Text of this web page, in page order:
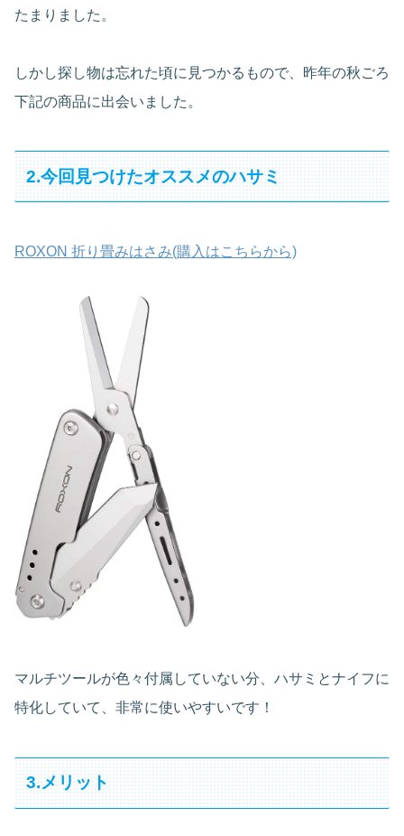
たまりました。
しかし探し物は忘れた頃に見つかるもので、昨年の秋ごろ
下記の商品に出会いました。
2.今回見つけたオススメのハサミ
ROXON 折り畳みはさみ(購入はこちらから)
マルチツールが色々付属していない分、ハサミとナイフに
特化していて、非常に使いやすいです！
3.メリット